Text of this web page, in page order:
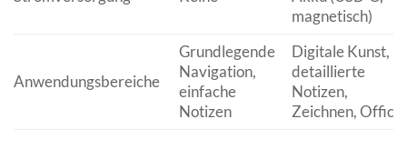
magnetisch)
Anwendungsbereiche
Grundlegende
Navigation,
einfache
Notizen
Digitale Kunst,
detaillierte
Notizen,
Zeichnen, Office